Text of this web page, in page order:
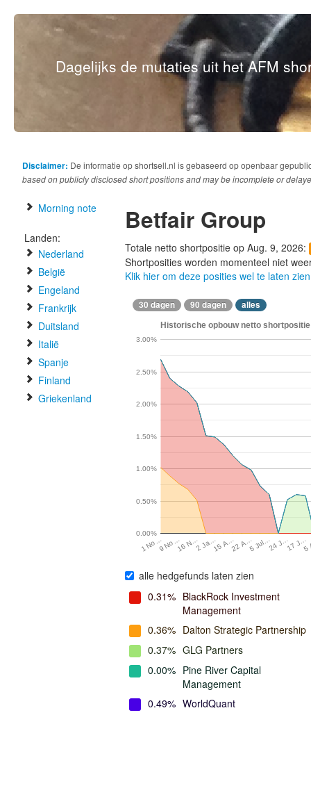
Dagelijks de mutaties uit het AFM
Disclaimer: De informatie op shortsell.nl is gebaseerd op openbaar
based on publicly disclosed short positions and may be incomplete or
Morning note
Landen:
Nederland
België
Engeland
Frankrijk
Duitsland
Italië
Spanje
Finland
Griekenland
Betfair Group
Totale netto shortpositie op Aug. 9, 2026:
Shortposities worden momenteel niet
Klik hier om deze posities wel te laten zien
30 dagen 90 dagen alles
Historische opbouw netto
1 No…9 No…16 N…2 Ja…15 A…22 A…5 Jul…24 J…17 J…
5
0.00%
0.50%
1.00%
1.50%
2.00%
2.50%
3.00%
alle hedgefunds laten zien
0.31% BlackRock Investment
Management
0.36% Dalton Strategic Partnership
0.37% GLG Partners
0.00% Pine River Capital
Management
0.49% WorldQuant